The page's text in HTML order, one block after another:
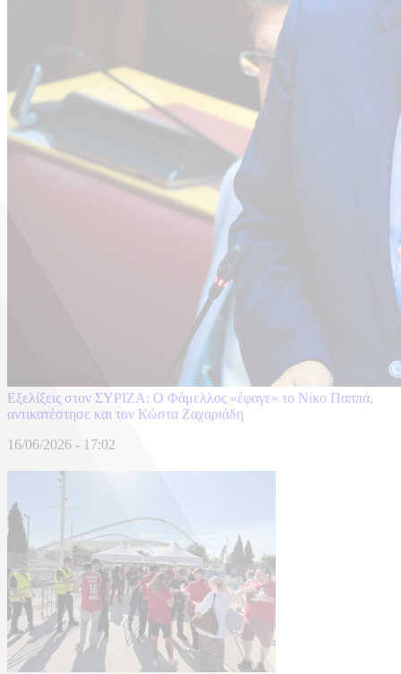
Εξελίξεις στον ΣΥΡΙΖΑ: Ο Φάμελλος «έφαγε» το Νίκο Παππά,
αντικατέστησε και τον Κώστα Ζαχαριάδη
16/06/2026 - 17:02